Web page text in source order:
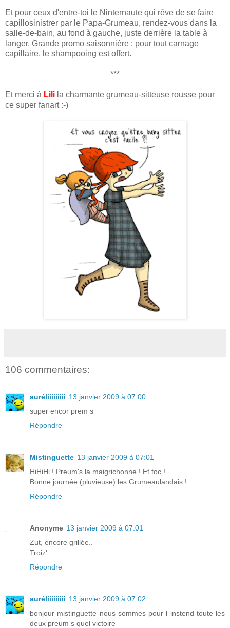
Et pour ceux d'entre-toi le Ninternaute qui rêve de se faire
capillosinistrer par le Papa-Grumeau, rendez-vous dans la
salle-de-bain, au fond à gauche, juste derrière la table à
langer. Grande promo saisonnière : pour tout carnage
capillaire, le shampooing est offert.
***
Et merci à Lili la charmante grumeau-sitteuse rousse pour
ce super fanart :-)
106 commentaires:
auréliiiiiiiii 13 janvier 2009 à 07:00
super encor prem s
Répondre
Mistinguette 13 janvier 2009 à 07:01
HiHiHi ! Preum's la maigrichonne ! Et toc !
Bonne journée (pluvieuse) les Grumeaulandais !
Répondre
Anonyme 13 janvier 2009 à 07:01
Zut, encore grillée..
Troiz'
Répondre
auréliiiiiiiii 13 janvier 2009 à 07:02
bonjour mistinguette nous sommes pour l instend toute les
deux preum s quel victoire